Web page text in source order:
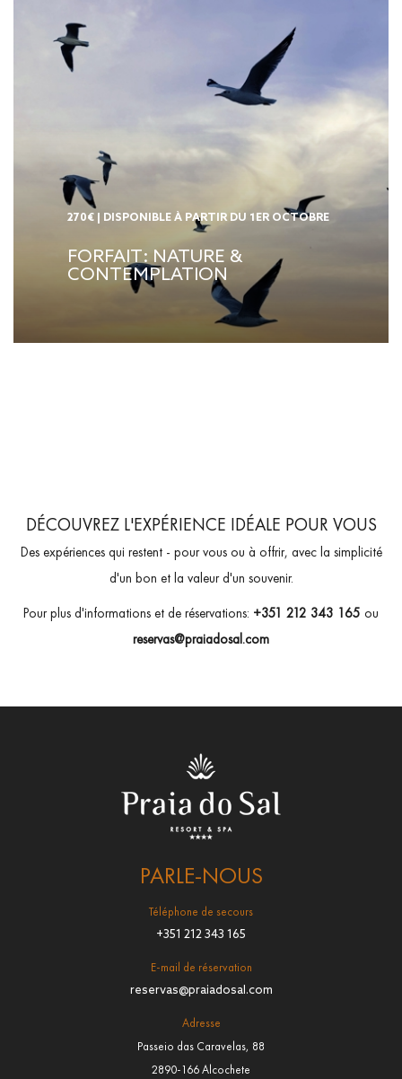
270€ | DISPONIBLE À PARTIR DU 1ER OCTOBRE
FORFAIT: NATURE &
CONTEMPLATION
DÉCOUVREZ L'EXPÉRIENCE IDÉALE POUR VOUS
Des expériences qui restent - pour vous ou à offrir, avec la simplicité
d'un bon et la valeur d'un souvenir.
Pour plus d'informations et de réservations: +351 212 343 165 ou
reservas@praiadosal.com
PARLE-NOUS
Téléphone de secours
+351 212 343 165
E-mail de réservation
reservas@praiadosal.com
Adresse
Passeio das Caravelas, 88
2890-166 Alcochete